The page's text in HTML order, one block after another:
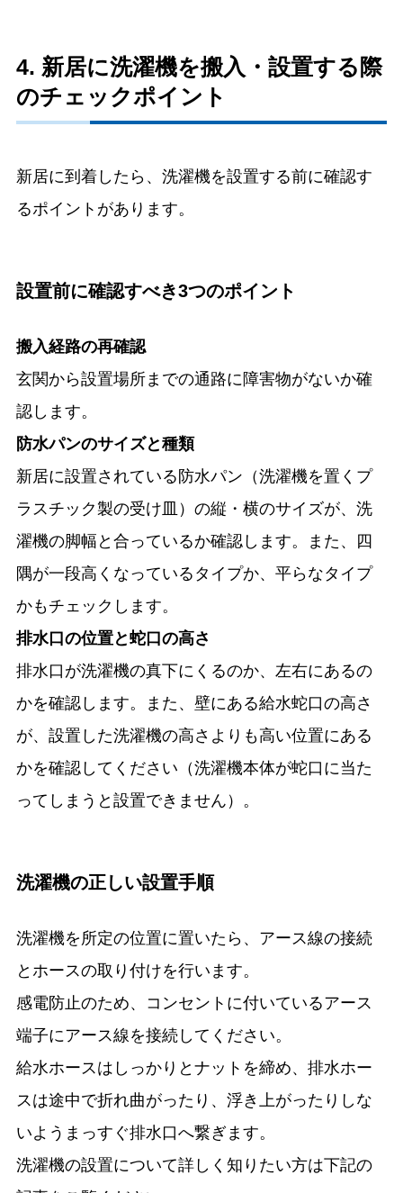
4. 新居に洗濯機を搬入・設置する際
のチェックポイント
新居に到着したら、洗濯機を設置する前に確認す
るポイントがあります。
設置前に確認すべき3つのポイント
搬入経路の再確認
玄関から設置場所までの通路に障害物がないか確
認します。
防水パンのサイズと種類
新居に設置されている防水パン（洗濯機を置くプ
ラスチック製の受け皿）の縦・横のサイズが、洗
濯機の脚幅と合っているか確認します。また、四
隅が一段高くなっているタイプか、平らなタイプ
かもチェックします。
排水口の位置と蛇口の高さ
排水口が洗濯機の真下にくるのか、左右にあるの
かを確認します。また、壁にある給水蛇口の高さ
が、設置した洗濯機の高さよりも高い位置にある
かを確認してください（洗濯機本体が蛇口に当た
ってしまうと設置できません）。
洗濯機の正しい設置手順
洗濯機を所定の位置に置いたら、アース線の接続
とホースの取り付けを行います。
感電防止のため、コンセントに付いているアース
端子にアース線を接続してください。
給水ホースはしっかりとナットを締め、排水ホー
スは途中で折れ曲がったり、浮き上がったりしな
いようまっすぐ排水口へ繋ぎます。
洗濯機の設置について詳しく知りたい方は下記の